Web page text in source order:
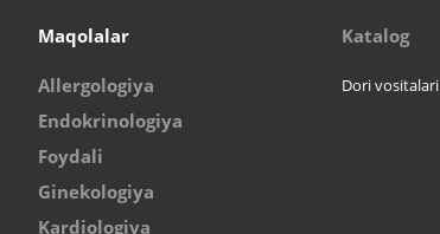
Maqolalar
Allergologiya
Endokrinologiya
Foydali
Ginekologiya
Kardiologiya
Katalog
Dori vositalari